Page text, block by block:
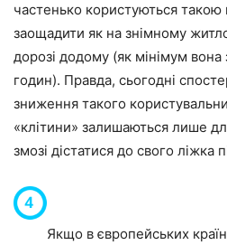
частенько користуються
заощадити як на знімному
дорозі додому (як мінімум
годин). Правда, сьогодні
зниження такого
«клітини» залишаються лише
змозі дістатися до свого ліжка
Якщо в європейських